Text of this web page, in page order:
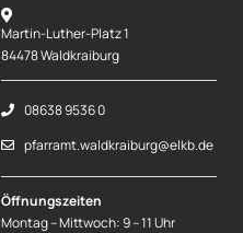
Martin-Luther-Platz 1
84478 Waldkraiburg
08638 9536 0
pfarramt.waldkraiburg@elkb.de
Öffnungszeiten
Montag – Mittwoch: 9 – 11 Uhr